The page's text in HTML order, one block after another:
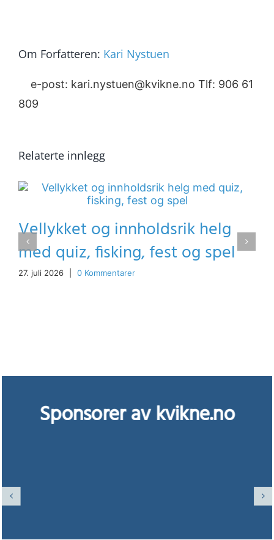
Om Forfatteren: Kari Nystuen
e-post: kari.nystuen@kvikne.no Tlf: 906 61
809
Relaterte innlegg
Vellykket og innholdsrik helg
med quiz, fisking, fest og spel
27. juli 2026 0 Kommentarer
Sponsorer av kvikne.no